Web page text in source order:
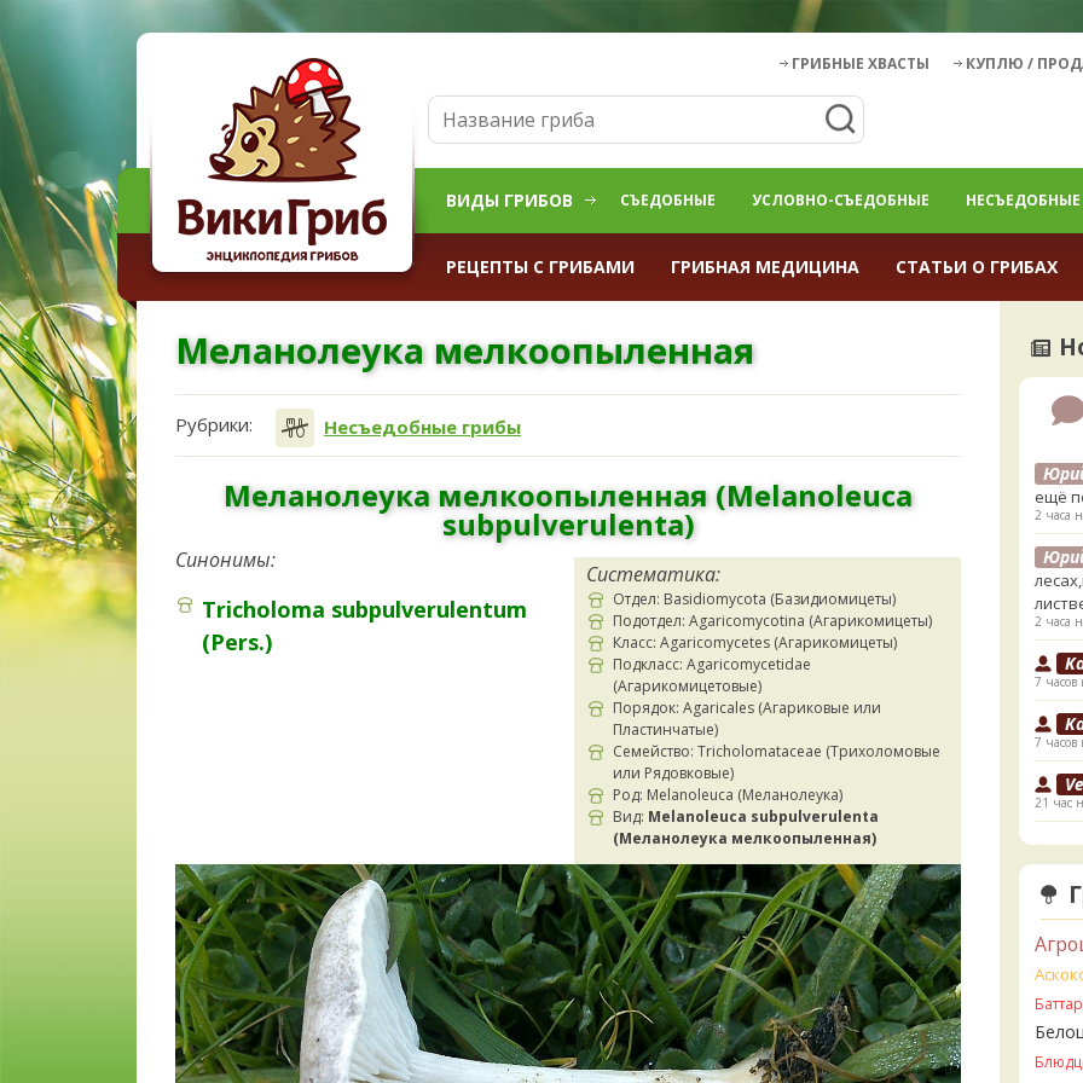
ГРИБНЫЕ ХВАСТЫ КУПЛЮ /
ВИДЫ ГРИБОВ СЪЕДОБНЫЕ УСЛОВНО-СЪЕДОБНЫЕ НЕСЪЕДОБНЫЕ
РЕЦЕПТЫ С ГРИБАМИ ГРИБНАЯ МЕДИЦИНА СТАТЬИ О ГРИБАХ
Меланолеука мелкоопыленная
Рубрики: Несъедобные грибы
Меланолеука мелкоопыленная (Melanoleuca
subpulverulenta)
Систематика:
Отдел: Basidiomycota (Базидиомицеты)
Подотдел: Agaricomycotina (Агарикомицеты)
Класс: Agaricomycetes (Агарикомицеты)
Подкласс: Agaricomycetidae
(Агарикомицетовые)
Порядок: Agaricales (Агариковые или
Пластинчатые)
Семейство: Tricholomataceae (Трихоломовые
или Рядовковые)
Род: Melanoleuca (Меланолеука)
Вид: Melanoleuca subpulverulenta
(Меланолеука мелкоопыленная)
Синонимы:
Tricholoma subpulverulentum
(Pers.)
ещё
2 часа
2 часа
7 часов
7 часов
21 час
ли
21 час
21 час
22 часа